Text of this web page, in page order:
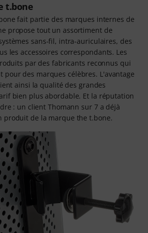
t.bone
fait partie des marques internes de
propose tout un assortiment de
sans-fil, intra-auriculaires, des
les accessoires correspondants. Les
par des fabricants reconnus qui
pour des marques célèbres. L'avantage
ainsi la qualité des grandes
bien plus abordable. Et la réputation
: un client Thomann sur 7 a déjà
produit de la marque the t.bone.